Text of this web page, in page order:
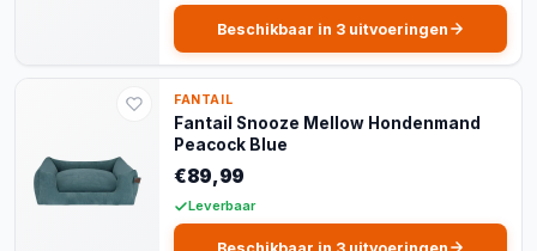
Beschikbaar in 3 uitvoeringen
FANTAIL
Fantail Snooze Mellow Hondenmand
Peacock Blue
€89,99
Leverbaar